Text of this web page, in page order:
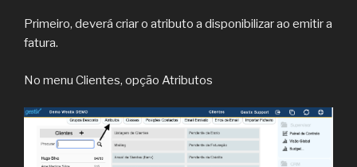
Primeiro, deverá criar o atributo a disponibilizar ao emitir a
fatura.
No menu Clientes, opção Atributos